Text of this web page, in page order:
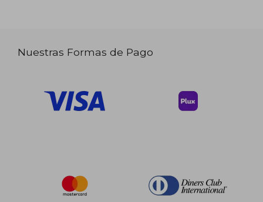
Nuestras Formas de Pago